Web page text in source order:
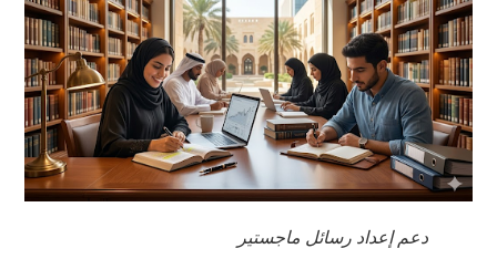
دعم إعداد رسائل ماجستير